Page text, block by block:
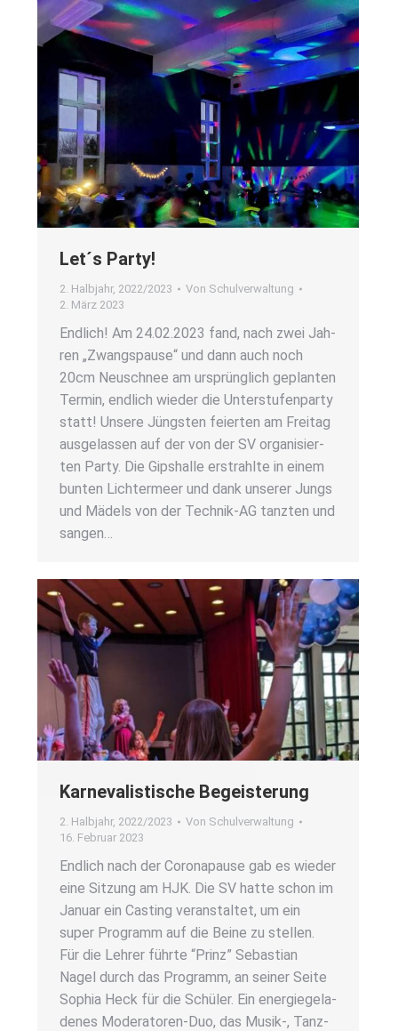
Let´s Par­ty!
2. Halbjahr, 2022/2023 Von Schulverwaltung
2. März 2023
End­lich! Am 24.02.2023 fand, nach zwei Jah­
ren „Zwangs­pau­se“ und dann auch noch
20cm Neu­schnee am ursprüng­lich geplan­ten
Ter­min, end­lich wie­der die Unter­stu­fen­par­ty
statt! Unse­re Jüngs­ten fei­er­ten am Frei­tag
aus­ge­las­sen auf der von der SV orga­ni­sier­
ten Par­ty. Die Gips­hal­le erstrahl­te in einem
bun­ten Lich­ter­meer und dank unse­rer Jungs
und Mädels von der Tech­­nik-AG tanz­ten und
san­gen…
Kar­ne­va­lis­ti­sche Begeis­te­rung
2. Halbjahr, 2022/2023 Von Schulverwaltung
16. Februar 2023
End­lich nach der Coro­na­pau­se gab es wie­der
eine Sit­zung am HJK. Die SV hat­te schon im
Janu­ar ein Cas­ting ver­an­stal­tet, um ein
super Pro­gramm auf die Bei­ne zu stel­len.
Für die Leh­rer führ­te “Prinz” Sebas­ti­an
Nagel durch das Pro­gramm, an sei­ner Sei­te
Sophia Heck für die Schü­ler. Ein ener­gie­ge­la­
de­nes Mode­ra­­to­­ren-Duo, das Musik‑, Tanz-